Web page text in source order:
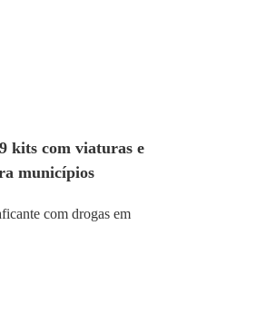
kits com viaturas e
municípios